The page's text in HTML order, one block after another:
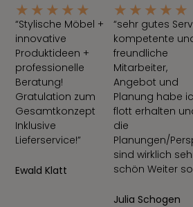
★ ★ ★ ★ ★
“Stylische Möbel +
innovative
Produktideen +
professionelle
Beratung!
Gratulation zum
Gesamtkonzept
Inklusive
Lieferservice!”
Ewald Klatt
★ ★ ★ ★ ★
“sehr gutes
kompetente
freundliche
Mitarbeiter,
Angebot und
Planung habe
flott erhalten
die
Planungen/
sind wirklich
schön Weiter
Julia Schogen